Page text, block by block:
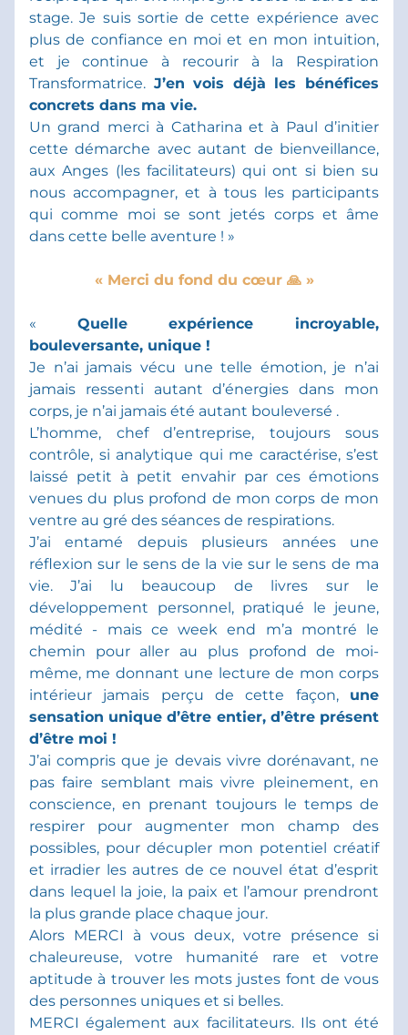
stage. Je suis sortie de cette expérience avec
plus de confiance en moi et en mon intuition,
et je continue à recourir à la Respiration
Transformatrice. J’en vois déjà les bénéfices
concrets dans ma vie.
Un grand merci à Catharina et à Paul d’initier
cette démarche avec autant de bienveillance,
aux Anges (les facilitateurs) qui ont si bien su
nous accompagner, et à tous les participants
qui comme moi se sont jetés corps et âme
dans cette belle aventure ! »
« Merci du fond du cœur 🙏 »
« Quelle expérience incroyable,
bouleversante, unique !
Je n’ai jamais vécu une telle émotion, je n’ai
jamais ressenti autant d’énergies dans mon
corps, je n’ai jamais été autant bouleversé .
L’homme, chef d’entreprise, toujours sous
contrôle, si analytique qui me caractérise, s’est
laissé petit à petit envahir par ces émotions
venues du plus profond de mon corps de mon
ventre au gré des séances de respirations.
J’ai entamé depuis plusieurs années une
réflexion sur le sens de la vie sur le sens de ma
vie. J’ai lu beaucoup de livres sur le
développement personnel, pratiqué le jeune,
médité - mais ce week end m’a montré le
chemin pour aller au plus profond de moi-
même, me donnant une lecture de mon corps
intérieur jamais perçu de cette façon, une
sensation unique d’être entier, d’être présent
d’être moi !
J’ai compris que je devais vivre dorénavant, ne
pas faire semblant mais vivre pleinement, en
conscience, en prenant toujours le temps de
respirer pour augmenter mon champ des
possibles, pour décupler mon potentiel créatif
et irradier les autres de ce nouvel état d’esprit
dans lequel la joie, la paix et l’amour prendront
la plus grande place chaque jour.
Alors MERCI à vous deux, votre présence si
chaleureuse, votre humanité rare et votre
aptitude à trouver les mots justes font de vous
des personnes uniques et si belles.
MERCI également aux facilitateurs. Ils ont été